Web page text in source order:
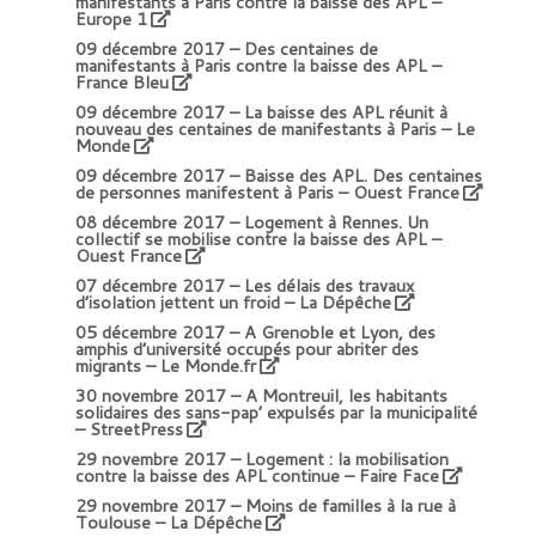
Europe 1
09 décembre 2017 –Des centaines de
manifestants à Paris contre la baisse des APL –
France Bleu
09 décembre 2017 –La baisse des APL réunit à
nouveau des centaines de manifestants à Paris– Le
Monde
09 décembre 2017 –Baisse des APL. Des centaines
de personnes manifestent à Paris – Ouest France
08 décembre 2017 –Logement à Rennes. Un
collectif se mobilise contre la baisse des APL –
Ouest France
07 décembre 2017 –Les délais des travaux
d’isolation jettent un froid – La Dépêche
05 décembre 2017 –A Grenoble et Lyon, des
amphis d’université occupés pour abriter des
migrants– Le Monde.fr
30 novembre 2017 –A Montreuil, les habitants
solidaires des sans-pap’ expulsés par la municipalité
– StreetPress
29 novembre 2017 –Logement : la mobilisation
contre la baisse des APL continue– Faire Face
29 novembre 2017 –Moins de familles à la rue à
Toulouse – La Dépêche